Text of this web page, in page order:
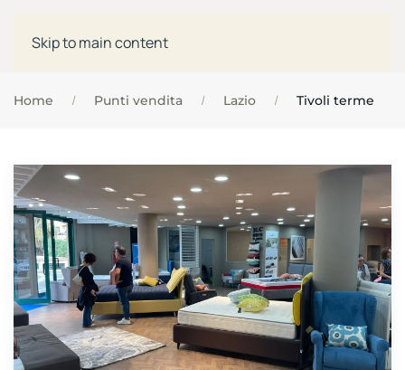
Skip to main content
Home Punti vendita Lazio Tivoli terme